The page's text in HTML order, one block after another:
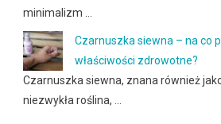
minimalizm …
Czarnuszka siewna – na co
właściwości zdrowotne?
Czarnuszka siewna, znana również
niezwykła roślina, …